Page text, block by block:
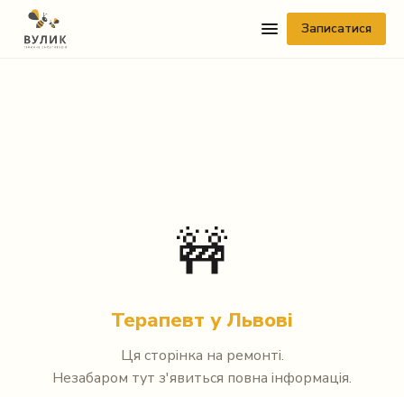
Записатися
🚧
Терапевт у Львові
Ця сторінка на ремонті.
Незабаром тут з'явиться повна інформація.
Facebook Messenger